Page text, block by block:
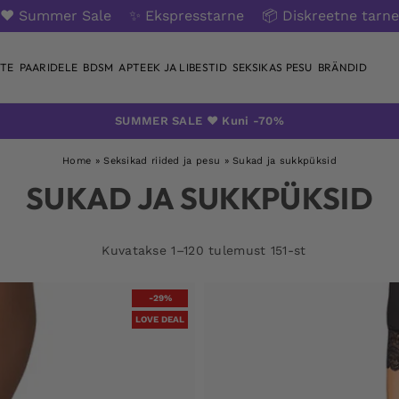
❤️ Summer Sale ✨ Ekspresstarne 📦 Diskreetne tarne
PAARIDELE BDSM APTEEK JA LIBESTID SEKSIKAS PESU BRÄNDID
SUMMER SALE ❤️ Kuni -70%
Home »Seksikad riided ja pesu »Sukad ja sukkpüksid
SUKAD JA SUKKPÜKSID
Kuvatakse 1–120 tulemust 151-st
-29%
LOVE DEAL